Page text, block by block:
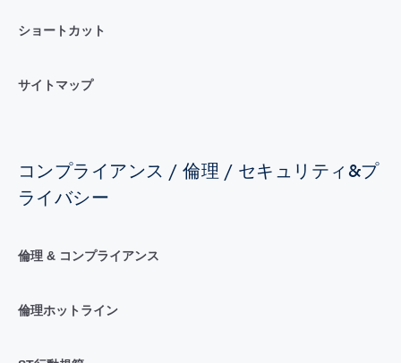
ショートカット
サイトマップ
コンプライアンス / 倫理 / セキュリティ&プ
ライバシー
倫理 & コンプライアンス
倫理ホットライン